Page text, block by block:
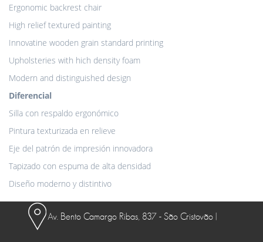
Ergonomic backrest chair
High relief textured painting
Innovatine wooden grain standard printing
Upholsteries with hich density foam
Modern and distinguished design
Diferencial
Silla con respaldo ergonómico
Pintura texturizada en relieve
Eje del patrón de impresión innovadora
Tapizado con espuma de alta densidad
Diseño moderno y distintivo
Av. Bento Camargo Ribas, 837 - São Cristovão |